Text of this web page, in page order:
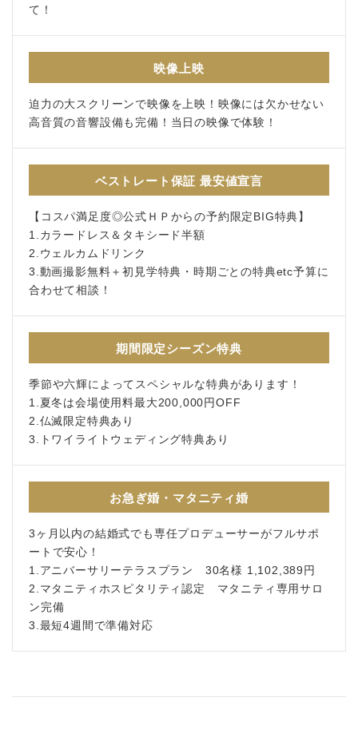
て！
映像上映
迫力の大スクリーンで映像を上映！映像には欠かせない
高音質の音響設備も完備！当日の映像で体験！
ベストレート保証 最安値宣言
【コスパ満足度◎公式ＨＰからの予約限定BIG特典】
1.カラードレス＆タキシード半額
2.ウェルカムドリンク
3.動画撮影無料＋初見学特典・時期ごとの特典etc予算に
合わせて相談！
期間限定シーズン特典
季節や六輝によってスペシャルな特典があります！
1.夏冬は会場使用料最大200,000円OFF
2.仏滅限定特典あり
3.トワイライトウェディング特典あり
お急ぎ婚・マタニティ婚
3ヶ月以内の結婚式でも専任プロデューサーがフルサポ
ートで安心！
1.アニバーサリーテラスプラン 30名様 1,102,389円
2.マタニティホスピタリティ認定 マタニティ専用サロ
ン完備
3.最短4週間で準備対応